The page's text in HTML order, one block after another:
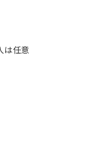
は任意